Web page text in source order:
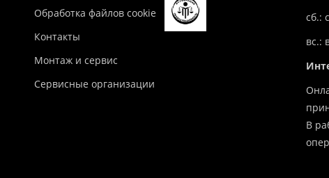
Обработка файлов cookie
Контакты
Монтаж и сервис
Сервисные организации
сб.:
вс.:
В